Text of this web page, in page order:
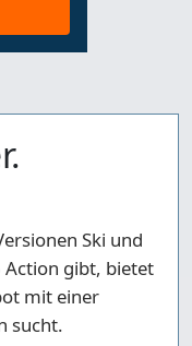
Ski und
Action gibt, bietet
mit einer
sucht.